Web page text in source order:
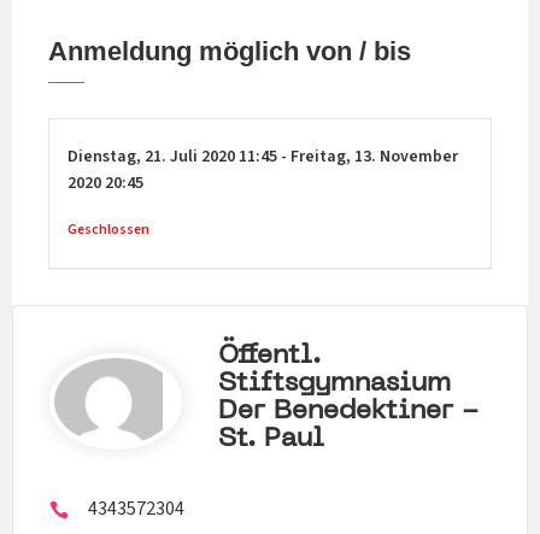
Anmeldung möglich von / bis
Dienstag, 21. Juli 2020 11:45 - Freitag, 13. November
2020 20:45
Geschlossen
Öffentl.
Stiftsgymnasium
Der Benedektiner -
St. Paul
4343572304